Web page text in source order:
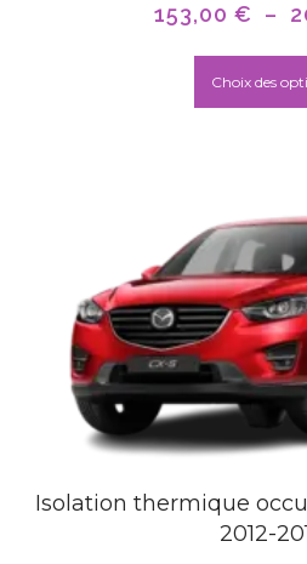
153,00 € –
Choix des
Isolation thermique
2012-